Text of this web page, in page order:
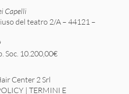
Capelli
del teatro 2/A – 44121 –
Soc. 10.200,00€
Center 2 Srl
| TERMINI E